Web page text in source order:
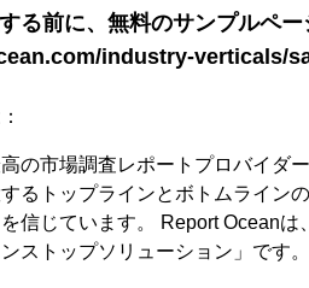
る前に、無料のサンプルペ
industry-verticals/
の市場調査レポートプロバイダ
るトップラインとボトムライン
を信じています。 Report Ocean
ストップソリューション」です。